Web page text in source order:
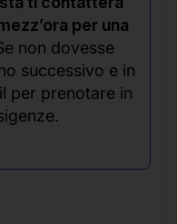
per una
non dovesse
successivo e in
per prenotare in